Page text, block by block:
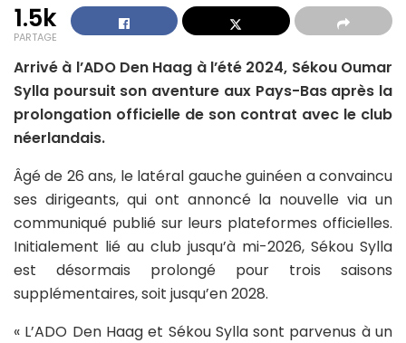
1.5k
PARTAGE
Arrivé à l’ADO Den Haag à l’été 2024, Sékou Oumar
Sylla poursuit son aventure aux Pays-Bas après la
prolongation officielle de son contrat avec le club
néerlandais.
Âgé de 26 ans, le latéral gauche guinéen a convaincu
ses dirigeants, qui ont annoncé la nouvelle via un
communiqué publié sur leurs plateformes officielles.
Initialement lié au club jusqu’à mi-2026, Sékou Sylla
est désormais prolongé pour trois saisons
supplémentaires, soit jusqu’en 2028.
« L’ADO Den Haag et Sékou Sylla sont parvenus à un